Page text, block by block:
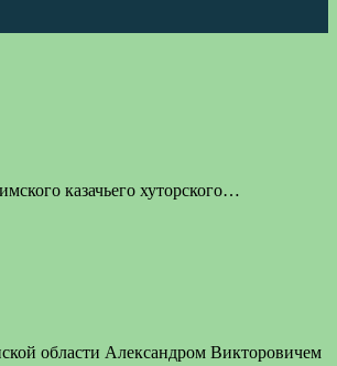
казачьего хуторского…
области Александром Викторовичем